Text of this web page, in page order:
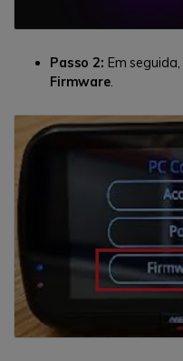
Passo 2: Em
Firmware.